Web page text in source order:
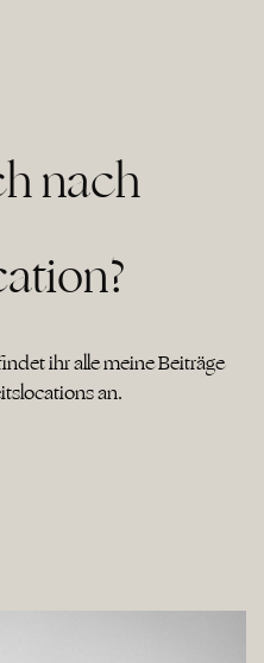
nach
ihr alle meine Beiträge
an.